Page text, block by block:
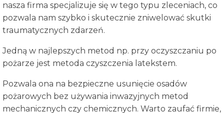
nasza firma specjalizuje się w tego typu zleceniach, co
pozwala nam szybko i skutecznie zniwelować skutki
traumatycznych zdarzeń.
Jedną w najlepszych metod np. przy oczyszczaniu po
pożarze jest metoda czyszczenia latekstem.
Pozwala ona na bezpieczne usunięcie osadów
pożarowych bez używania inwazyjnych metod
mechanicznych czy chemicznych. Warto zaufać firmie,